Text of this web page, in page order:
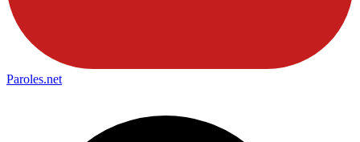
Paroles.net